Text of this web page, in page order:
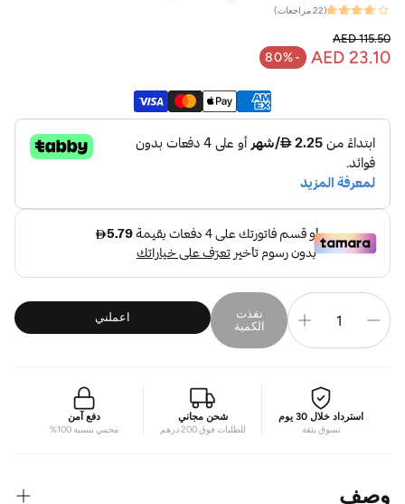
(22 مراجعات)
AED 23.10
-80% سعر البيع
السعر العادي
AED 115.50
نفذت
الكمية
اعملني
استرداد خلال 30 يوم
تسوق بثقة
شحن مجاني
للطلبات فوق 200 درهم
دفع آمن
محمي بنسبة 100%
وصف